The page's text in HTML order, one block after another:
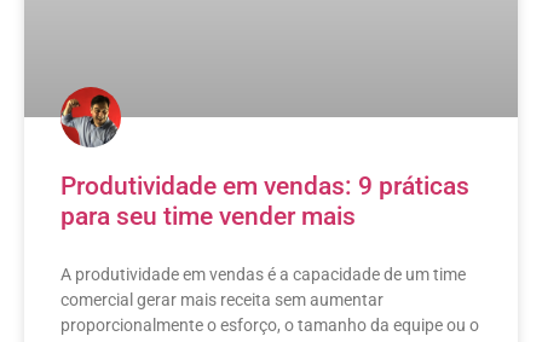
Produtividade em vendas: 9 práticas
para seu time vender mais
A produtividade em vendas é a capacidade de um time
comercial gerar mais receita sem aumentar
proporcionalmente o esforço, o tamanho da equipe ou o